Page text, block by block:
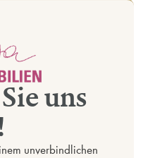
uns
unverbindlichen